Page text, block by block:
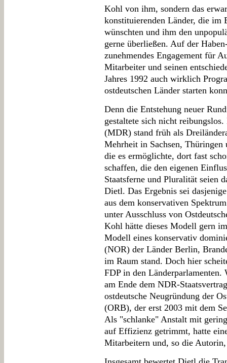
Kohl von ihm, sondern das
konstituierenden Länder, die im
wünschten und ihm den
gerne überließen. Auf der
zunehmendes Engagement für
Mitarbeiter und seinen
Jahres 1992 auch wirklich
ostdeutschen Länder starten
Denn die Entstehung neuer
gestaltete sich nicht
(MDR) stand früh als
Mehrheit in Sachsen,
die es ermöglichte, dort fast
schaffen, die den eigenen
Staatsferne und Pluralität seien
Dietl. Das Ergebnis sei
aus dem konservativen
unter Ausschluss von
Kohl hätte dieses Modell gern
Modell eines konservativ
(NOR) der Länder Berlin,
im Raum stand. Doch hier
FDP in den
am Ende dem NDR-
ostdeutsche Neugründung der
(ORB), der erst 2003 mit dem
Als "schlanke" Anstalt mit
auf Effizienz getrimmt, hatte
Mitarbeitern und, so die